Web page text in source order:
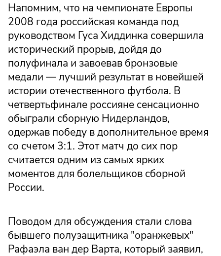
Напомним, что на чемпионате Европы
2008 года российская команда под
руководством Гуса Хиддинка совершила
исторический прорыв, дойдя до
полуфинала и завоевав бронзовые
медали — лучший результат в новейшей
истории отечественного футбола. В
четвертьфинале россияне сенсационно
обыграли сборную Нидерландов,
одержав победу в дополнительное время
со счетом 3:1. Этот матч до сих пор
считается одним из самых ярких
моментов для болельщиков сборной
России.
Поводом для обсуждения стали слова
бывшего полузащитника "оранжевых"
Рафаэла ван дер Варта, который заявил,